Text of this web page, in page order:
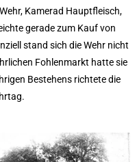
Kamerad Hauptfleisch,
gerade zum Kauf von
stand sich die Wehr nicht
Fohlenmarkt hatte sie
Bestehens richtete die